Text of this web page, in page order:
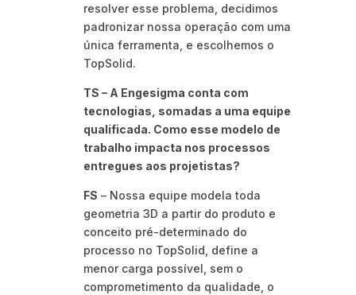
resolver esse problema, decidimos
padronizar nossa operação com uma
única ferramenta, e escolhemos o
TopSolid.
TS – A Engesigma conta com
tecnologias, somadas a uma equipe
qualificada. Como esse modelo de
trabalho impacta nos processos
entregues aos projetistas?
FS – Nossa equipe modela toda
geometria 3D a partir do produto e
conceito pré-determinado do
processo no TopSolid, define a
menor carga possível, sem o
comprometimento da qualidade, o